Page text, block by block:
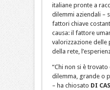
italiane pronte a
dilemmi aziendali –
fattori chiave
causa: il fattore
valorizzazione delle
della rete,
“Chi non si è
dilemma, grande o
– ha chiosato DI